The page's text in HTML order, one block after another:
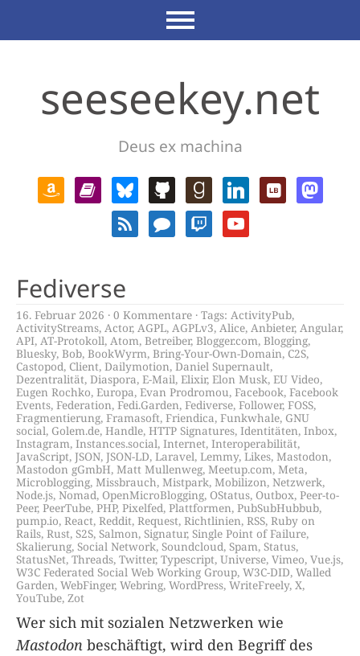
seeseekey.net
Deus ex machina
Fediverse
16. Februar 2026 0 Kommentare Tags: ActivityPub,
ActivityStreams, Actor, AGPL, AGPLv3, Alice, Anbieter, Angular,
API, AT-Protokoll, Atom, Betreiber, Blogger.com, Blogging,
Bluesky, Bob, BookWyrm, Bring-Your-Own-Domain, C2S,
Castopod, Client, Dailymotion, Daniel Supernault,
Dezentralität, Diaspora, E-Mail, Elixir, Elon Musk, EU Video,
Eugen Rochko, Europa, Evan Prodromou, Facebook, Facebook
Events, Federation, Fedi.Garden, Fediverse, Follower, FOSS,
Fragmentierung, Framasoft, Friendica, Funkwhale, GNU
social, Golem.de, Handle, HTTP Signatures, Identitäten, Inbox,
Instagram, Instances.social, Internet, Interoperabilität,
JavaScript, JSON, JSON-LD, Laravel, Lemmy, Likes, Mastodon,
Mastodon gGmbH, Matt Mullenweg, Meetup.com, Meta,
Microblogging, Missbrauch, Mistpark, Mobilizon, Netzwerk,
Node.js, Nomad, OpenMicroBlogging, OStatus, Outbox, Peer-to-
Peer, PeerTube, PHP, Pixelfed, Plattformen, PubSubHubbub,
pump.io, React, Reddit, Request, Richtlinien, RSS, Ruby on
Rails, Rust, S2S, Salmon, Signatur, Single Point of Failure,
Skalierung, Social Network, Soundcloud, Spam, Status,
StatusNet,Threads, Twitter, Typescript, Universe, Vimeo, Vue.js,
W3C Federated Social Web Working Group, W3C-DID, Walled
Garden, WebFinger, Webring, WordPress, WriteFreely, X,
YouTube, Zot
Wer sich mit sozialen Netzwerken wie
Mastodon beschäftigt, wird den Begriff des